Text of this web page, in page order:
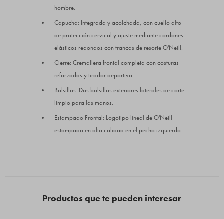
hombre.
Capucha: Integrada y acolchada, con cuello alto
de protección cervical y ajuste mediante cordones
elásticos redondos con trancas de resorte O'Neill.
Cierre: Cremallera frontal completa con costuras
reforzadas y tirador deportivo.
Bolsillos: Dos bolsillos exteriores laterales de corte
limpio para las manos.
Estampado Frontal: Logotipo lineal de O'Neill
estampado en alta calidad en el pecho izquierdo.
Productos que te pueden interesar